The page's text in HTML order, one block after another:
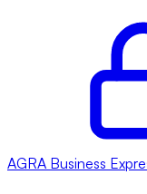
AGRA Business